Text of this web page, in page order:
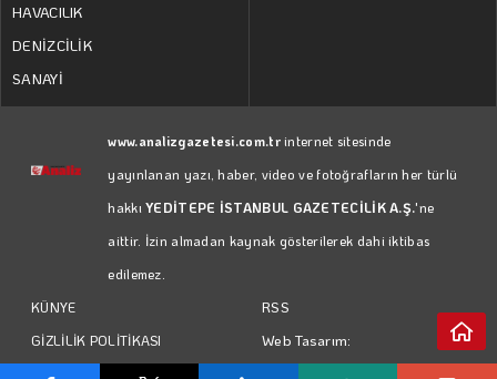
HAVACILIK
DENİZCİLİK
SANAYİ
www.analizgazetesi.com.trinternet sitesinde
yayınlanan yazı, haber, video ve fotoğrafların her türlü
hakkıYEDİTEPE İSTANBUL GAZETECİLİK A.Ş.'ne
aittir. İzin almadan kaynak gösterilerek dahi iktibas
edilemez.
KÜNYE
GİZLİLİK POLİTİKASI
KULLANIM KOŞULLARI
RSS
Web Tasarım: